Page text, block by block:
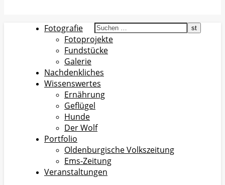
Fotografie
Fotoprojekte
Fundstücke
Galerie
Nachdenkliches
Wissenswertes
Ernährung
Geflügel
Hunde
Der Wolf
Portfolio
Oldenburgische Volkszeitung
Ems-Zeitung
Veranstaltungen